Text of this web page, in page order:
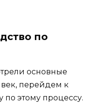
по
основные
перейдем к
по этому процессу.